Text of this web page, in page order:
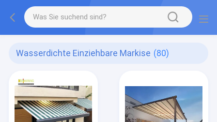
Wasserdichte Einziehbare Markise (80)